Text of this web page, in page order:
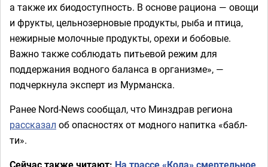
а также их биодоступность. В основе рациона — овощи
и фрукты, цельнозерновые продукты, рыба и птица,
нежирные молочные продукты, орехи и бобовые.
Важно также соблюдать питьевой режим для
поддержания водного баланса в организме», —
подчеркнула эксперт из Мурманска.
Ранее Nord-News сообщал, что Минздрав региона
рассказал об опасностях от модного напитка «бабл-
ти».